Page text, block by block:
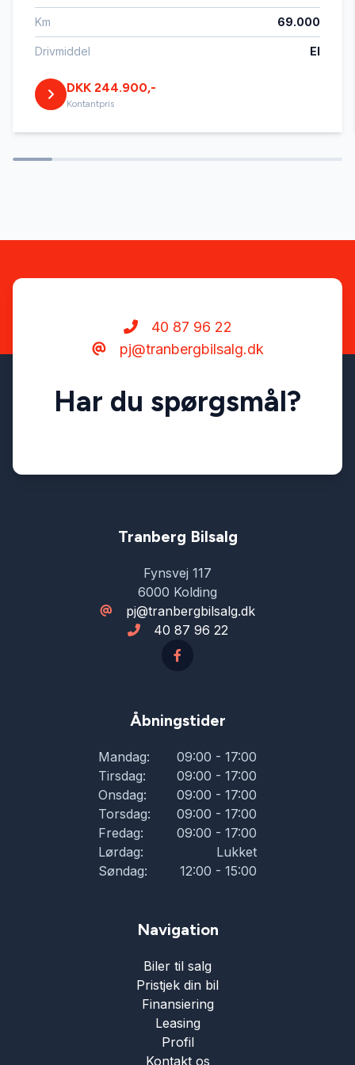
Højdejusterbart førersæde
Isofix
Parkeringssensor foran
Splitbagsæder
Km 69.000
Drivmiddel El
DKK 244.900,-
Kontantpris
40 87 96 22
pj@tranbergbilsalg.dk
Har du spørgsmål?
Tranberg Bilsalg
Fynsvej 117
6000 Kolding
pj@tranbergbilsalg.dk
40 87 96 22
Åbningstider
Mandag:
09:00 - 17:00
Tirsdag:
09:00 - 17:00
Onsdag:
09:00 - 17:00
Torsdag:
09:00 - 17:00
Fredag:
09:00 - 17:00
Lørdag:
Lukket
Søndag:
12:00 - 15:00
Navigation
Biler til salg
Pristjek din bil
Finansiering
Leasing
Profil
Kontakt os